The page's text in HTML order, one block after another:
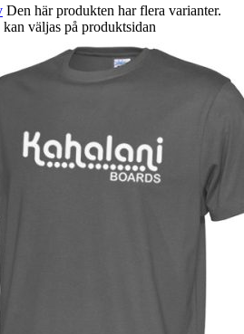
Den här produkten har flera varianter.
väljas på produktsidan